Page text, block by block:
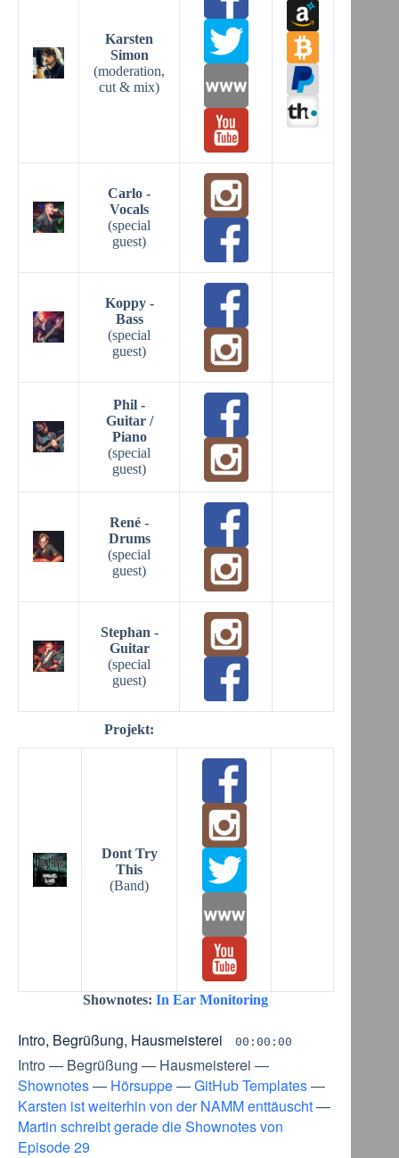
Karsten
Simon
(moderation,
cut & mix)
Carlo -
Vocals
(special
guest)
Koppy -
Bass
(special
guest)
Phil -
Guitar /
Piano
(special
guest)
René -
Drums
(special
guest)
Stephan -
Guitar
(special
guest)
Projekt:
Dont Try
This
(Band)
Shownotes:In Ear Monitoring
Intro, Begrüßung, Hausmeisterei 00:00:00
Intro — Begrüßung — Hausmeisterei —
Shownotes— Hörsuppe—GitHub Templates—
Karsten ist weiterhin von der NAMM enttäuscht—
Martin schreibt gerade die Shownotes von
Episode 29